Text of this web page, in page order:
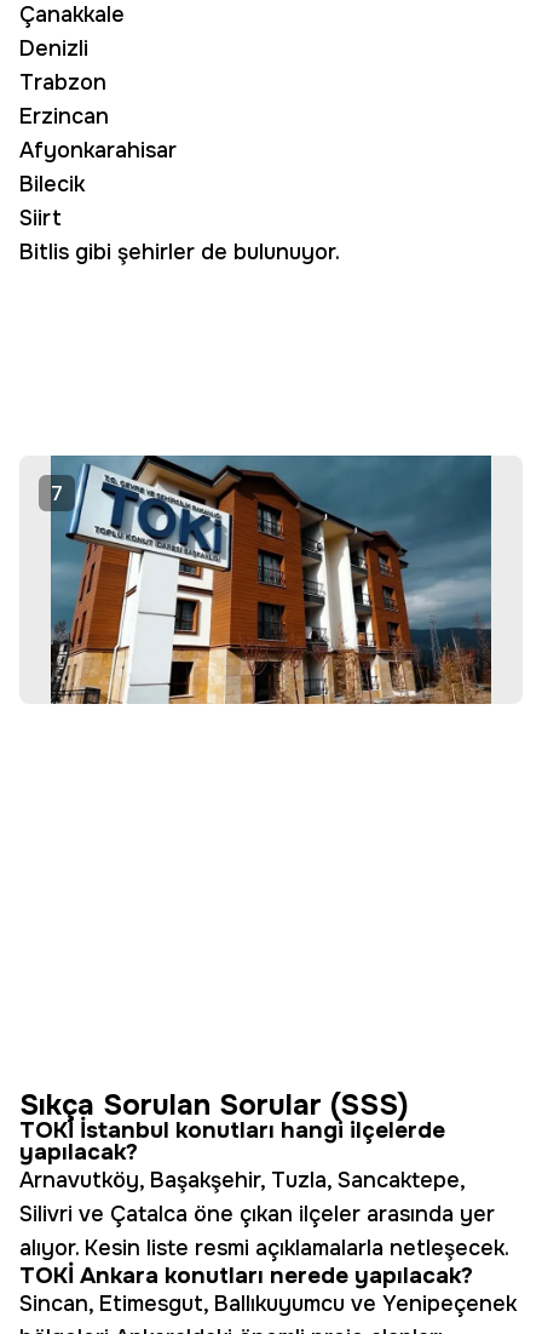
Çanakkale
Denizli
Trabzon
Erzincan
Afyonkarahisar
Bilecik
Siirt
Bitlis gibi şehirler de bulunuyor.
7
Sıkça Sorulan Sorular (SSS)
TOKİ İstanbul konutları hangi ilçelerde
yapılacak?
Arnavutköy, Başakşehir, Tuzla, Sancaktepe,
Silivri ve Çatalca öne çıkan ilçeler arasında yer
alıyor. Kesin liste resmi açıklamalarla netleşecek.
TOKİ Ankara konutları nerede yapılacak?
Sincan, Etimesgut, Ballıkuyumcu ve Yenipeçenek